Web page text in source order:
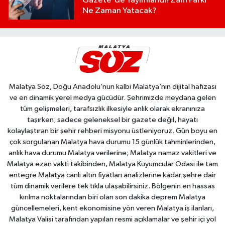
Ne Zaman Yatacak?
Malatya Söz, Doğu Anadolu’nun kalbi Malatya’nın dijital hafızası
ve en dinamik yerel medya gücüdür. Şehrimizde meydana gelen
tüm gelişmeleri, tarafsızlık ilkesiyle anlık olarak ekranınıza
taşırken; sadece geleneksel bir gazete değil, hayatı
kolaylaştıran bir şehir rehberi misyonu üstleniyoruz. Gün boyu en
çok sorgulanan Malatya hava durumu 15 günlük tahminlerinden,
anlık hava durumu Malatya verilerine; Malatya namaz vakitleri ve
Malatya ezan vakti takibinden, Malatya Kuyumcular Odası ile tam
entegre Malatya canlı altın fiyatları analizlerine kadar şehre dair
tüm dinamik verilere tek tıkla ulaşabilirsiniz. Bölgenin en hassas
kırılma noktalarından biri olan son dakika deprem Malatya
güncellemeleri, kent ekonomisine yön veren Malatya iş ilanları,
Malatya Valisi tarafından yapılan resmi açıklamalar ve şehir içi yol